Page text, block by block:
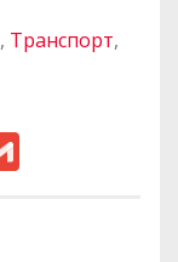
, Транспорт,